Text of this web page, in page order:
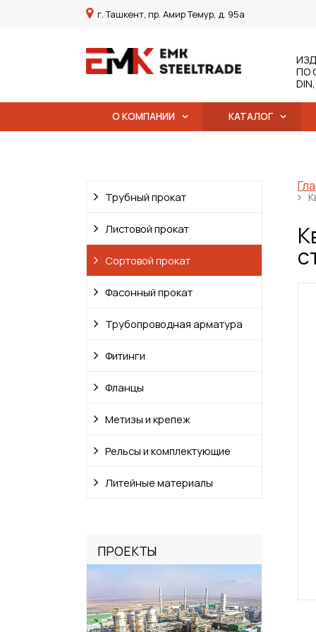
г. Ташкент, пр. Амир Темур, д. 95а
ПО
О КОМПАНИИ КАТАЛОГ
Трубный прокат
Листовой прокат
Сортовой прокат
Фасонный прокат
Трубопроводная арматура
Фитинги
Фланцы
Метизы и крепеж
Рельсы и комплектующие
Литейные материалы
ПРОЕКТЫ